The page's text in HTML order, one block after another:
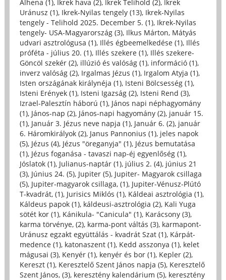
Alhena (1), Ikrek hava (2), Ikrek Telihold (2), Ikrek
Uránusz (1), Ikrek-Nyilas tengely (13), Ikrek-Nyilas
tengely - Telihold 2025. December 5. (1), Ikrek-Nyilas
tengely- USA-Magyarország (3), Ilkus Márton, Mátyás
udvari asztrológusa (1), Illés égbeemelkedése (1), Illés
próféta - július 20. (1), Illés szekere (1), Illés szekere-
Göncöl szekér (2), illúzió és valóság (1), információ (1),
inverz valóság (2), Irgalmas Jézus (1), Irgalom Atyja (1),
Isten országának királynéja (1), Isteni Bölcsesség (1),
Isteni Erények (1), Isteni Igazság (2), Isteni Rend (3),
Izrael-Palesztín háború (1), János napi néphagyomány
(1), János-nap (2), János-napi hagyomány (2), január 15.
(1), Január 3. Jézus neve napja (1), Január 6. (2), január
6. Háromkirályok (2), Janus Pannonius (1), jeles napok
(5), Jézus (4), Jézus "öreganyja" (1), Jézus bemutatása
(1), Jézus foganása - tavaszi nap-éj egyenlőség (1),
Jóslatok (1), Julianus-naptár (1), július 2. (4), június 21
(3), Június 24. (5), Jupiter (5), Jupiter- Magyarok csillaga
(5), Jupiter-magyarok csillaga, (1), Jupiter-Vénusz-Plútó
T-kvadrát, (1), Jurisics Miklós (1), Káldeai asztrológia (1),
Káldeus papok (1), káldeusi-asztrológia (2), Kali Yuga
sötét kor (1), Kánikula- "Canicula" (1), Karácsony (3),
karma törvénye, (2), karma-pont váltás (3), karmapont-
Uránusz egzakt együttálás - kvadrát Szat (1), Kárpát-
medence (1), katonaszent (1), Kedd asszonya (1), kelet
mágusai (3), Kenyér (1), kenyér és bor (1), Kepler (2),
Kereszt (1), Keresztelő Szent János napja (5), Keresztelő
Szent János, (3), keresztény kalendárium (5), keresztény